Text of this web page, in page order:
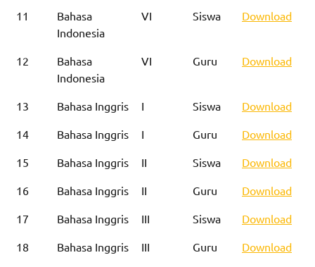
11
Bahasa
Indonesia
VI Siswa Download
12
Bahasa
Indonesia
VI Guru Download
13 Bahasa Inggris I Siswa
Download
14
Bahasa Inggris I Guru
Download
15
Bahasa Inggris II Siswa
Download
16
Bahasa Inggris II Guru
Download
17
Bahasa Inggris III Siswa
Download
18
Bahasa Inggris III Guru
Download